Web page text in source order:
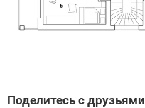
Поделитесь с друзьями